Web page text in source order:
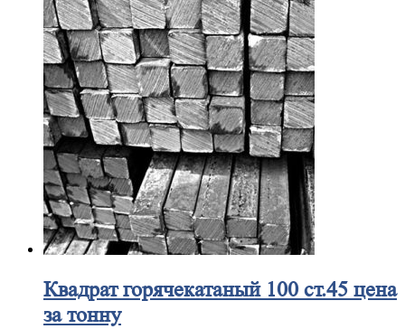
Квадратгорячекатаный 100 ст.45 цена
за тонну